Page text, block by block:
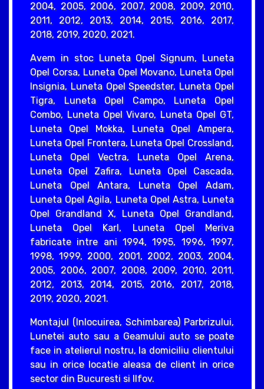
2004, 2005, 2006, 2007, 2008, 2009, 2010,
2011, 2012, 2013, 2014, 2015, 2016, 2017,
2018, 2019, 2020, 2021.
Avem in stoc Luneta Opel Signum, Luneta
Opel Corsa, Luneta Opel Movano, Luneta Opel
Insignia, Luneta Opel Speedster, Luneta Opel
Tigra, Luneta Opel Campo, Luneta Opel
Combo, Luneta Opel Vivaro, Luneta Opel GT,
Luneta Opel Mokka, Luneta Opel Ampera,
Luneta Opel Frontera, Luneta Opel Crossland,
Luneta Opel Vectra, Luneta Opel Arena,
Luneta Opel Zafira, Luneta Opel Cascada,
Luneta Opel Antara, Luneta Opel Adam,
Luneta Opel Agila, Luneta Opel Astra, Luneta
Opel Grandland X, Luneta Opel Grandland,
Luneta Opel Karl, Luneta Opel Meriva
fabricate intre ani 1994, 1995, 1996, 1997,
1998, 1999, 2000, 2001, 2002, 2003, 2004,
2005, 2006, 2007, 2008, 2009, 2010, 2011,
2012, 2013, 2014, 2015, 2016, 2017, 2018,
2019, 2020, 2021.
Montajul (Inlocuirea, Schimbarea) Parbrizului,
Lunetei auto sau a Geamului auto se poate
face in atelierul nostru, la domiciliu clientului
sau in orice locatie aleasa de client in orice
sector din Bucuresti si Ilfov.